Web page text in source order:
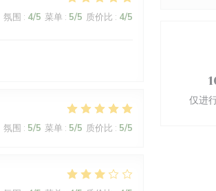
氛围 : 4/5 菜单 : 5/5 质价比 : 4/5
氛围 : 5/5 菜单 : 5/5 质价比 : 5/5
仅进